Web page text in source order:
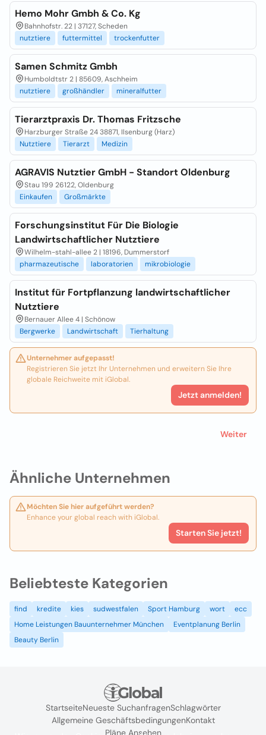
Ähnliche Unternehmen
Möchten Sie hier aufgeführt werden?
Enhance your global reach with iGlobal.
Starten Sie jetzt!
Hemo Mohr Gmbh & Co. Kg
Bahnhofstr. 22 | 37127, Scheden
nutztiere
futtermittel trockenfutter
Samen Schmitz Gmbh
Humboldtstr 2 | 85609, Aschheim
nutztiere
großhändler mineralfutter
Tierarztpraxis Dr. Thomas Fritzsche
Harzburger Straße 24 38871, Ilsenburg (Harz)
Nutztiere
Tierarzt Medizin
AGRAVIS Nutztier GmbH - Standort Oldenburg
Stau 199 26122, Oldenburg
Einkaufen
Großmärkte
Forschungsinstitut Für Die Biologie
Landwirtschaftlicher Nutztiere
Wilhelm-stahl-allee 2 | 18196, Dummerstorf
pharmazeutische
laboratorien mikrobiologie
Institut für Fortpflanzung landwirtschaftlicher
Nutztiere
Bernauer Allee 4 | Schönow
Bergwerke
Landwirtschaft Tierhaltung
Unternehmer aufgepasst!
Registrieren Sie jetzt Ihr Unternehmen und erweitern Sie Ihre
globale Reichweite mit iGlobal.
Jetzt anmelden!
Weiter
Beliebteste Kategorien
find kredite kies sudwestfalen Sport Hamburg wort
ecc
Home Leistungen Bauunternehmer München
Eventplanung Berlin
Beauty Berlin
StartseiteNeueste SuchanfragenSchlagwörter
Allgemeine GeschäftsbedingungenKontakt
Pläne Ansehen